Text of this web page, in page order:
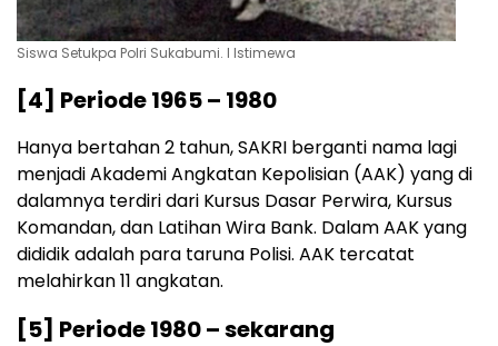
Siswa Setukpa Polri Sukabumi. l Istimewa
[4] Periode 1965 – 1980
Hanya bertahan 2 tahun, SAKRI berganti nama lagi
menjadi Akademi Angkatan Kepolisian (AAK) yang di
dalamnya terdiri dari Kursus Dasar Perwira, Kursus
Komandan, dan Latihan Wira Bank. Dalam AAK yang
dididik adalah para taruna Polisi. AAK tercatat
melahirkan 11 angkatan.
[5] Periode 1980 – sekarang